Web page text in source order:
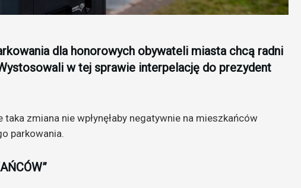
dla honorowych obywateli miasta chcą radni
w tej sprawie interpelację do prezydent
zmiana nie wpłynęłaby negatywnie na mieszkańców
parkowania.